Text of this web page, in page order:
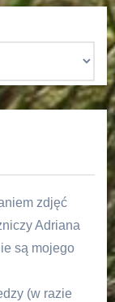
zdjęć
Adriana
są mojego
(w razie